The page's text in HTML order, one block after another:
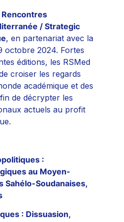
Rencontres
/ Strategic
, en partenariat avec la
octobre 2024. Fortes
éditions, les RSMed
croiser les regards
académique et des
de décrypter les
actuels au profit
:
au Moyen-
Sahélo-Soudanaises,
: Dissuasion,